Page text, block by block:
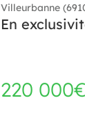
Villeurbanne
En
220 000€